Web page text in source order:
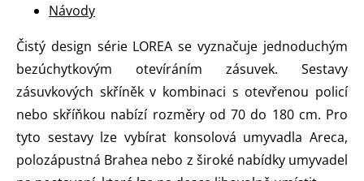
Návody
Čistý design série LOREA se vyznačuje jednoduchým
bezúchytkovým otevíráním zásuvek. Sestavy
zásuvkových skříněk v kombinaci s otevřenou policí
nebo skříňkou nabízí rozměry od 70 do 180 cm. Pro
tyto sestavy lze vybírat konsolová umyvadla Areca,
polozápustná Brahea nebo z široké nabídky umyvadel